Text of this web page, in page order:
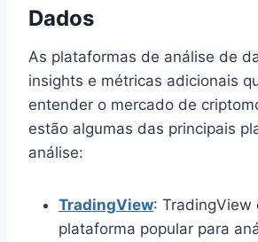
Dados
As plataformas de análise de
insights e métricas adicionais
entender o mercado de
estão algumas das principais
análise:
TradingView: TradingView
plataforma popular para